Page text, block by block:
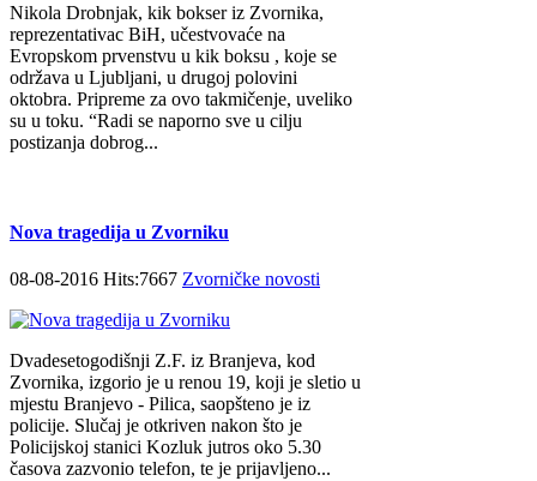
Nikola Drobnjak, kik bokser iz Zvornika,
reprezentativac BiH, učestvovaće na
Evropskom prvenstvu u kik boksu , koje se
održava u Ljubljani, u drugoj polovini
oktobra. Pripreme za ovo takmičenje, uveliko
su u toku. “Radi se naporno sve u cilju
postizanja dobrog...
Nova tragedija u Zvorniku
08-08-2016 Hits:7667 Zvorničke novosti
Dvadesetogodišnji Z.F. iz Branjeva, kod
Zvornika, izgorio je u renou 19, koji je sletio u
mjestu Branjevo - Pilica, saopšteno je iz
policije. Slučaj je otkriven nakon što je
Policijskoj stanici Kozluk jutros oko 5.30
časova zazvonio telefon, te je prijavljeno...